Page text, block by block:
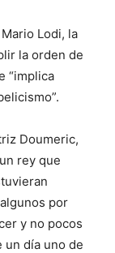
Lodi, la
la orden de
“implica
Doumeric,
rey que
por
y no pocos
un día uno de